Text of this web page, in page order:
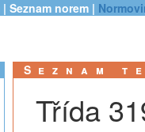
| Seznam norem |
Seznam
Třída